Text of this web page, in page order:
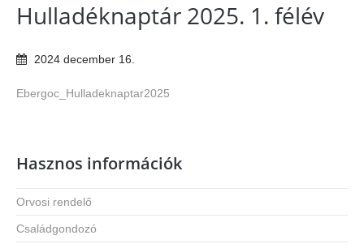
Hulladéknaptár 2025. 1. félév
2024 december 16
Ebergoc_Hulladeknaptar2025
Hasznos információk
Orvosi rendelő
Családgondozó